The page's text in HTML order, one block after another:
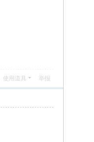
使用道具 举报